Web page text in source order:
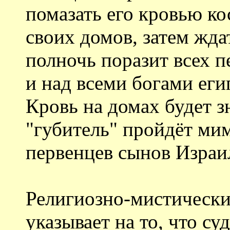
помазать его кровью
своих домов, затем
полночь поразит всех
и над всеми богами
Кровь на домах будет
"губитель" пройдёт
первенцев сынов
Религиозно-
указывает на то, что